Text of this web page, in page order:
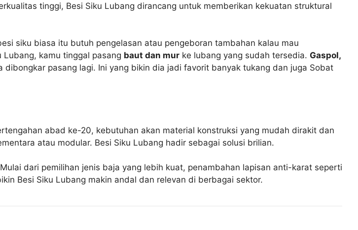
tinggi, Besi Siku Lubang dirancang untuk memberikan kekuatan struktural
siku biasa itu butuh pengelasan atau pengeboran tambahan kalau mau
kamu tinggal pasang baut dan mur ke lubang yang sudah tersedia. Gaspol,
pasang lagi. Ini yang bikin dia jadi favorit banyak tukang dan juga Sobat
abad ke-20, kebutuhan akan material konstruksi yang mudah dirakit dan
atau modular. Besi Siku Lubang hadir sebagai solusi brilian.
dari pemilihan jenis baja yang lebih kuat, penambahan lapisan anti-karat seperti
Besi Siku Lubang makin andal dan relevan di berbagai sektor.